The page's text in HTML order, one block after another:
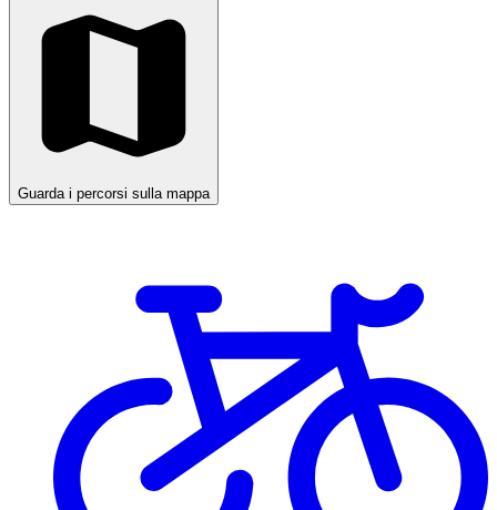
Guarda i percorsi sulla mappa